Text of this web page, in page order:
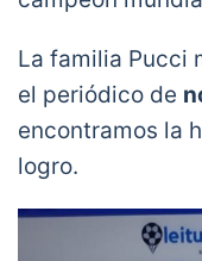
La familia Pucci
el periódico de
encontramos la
logro.